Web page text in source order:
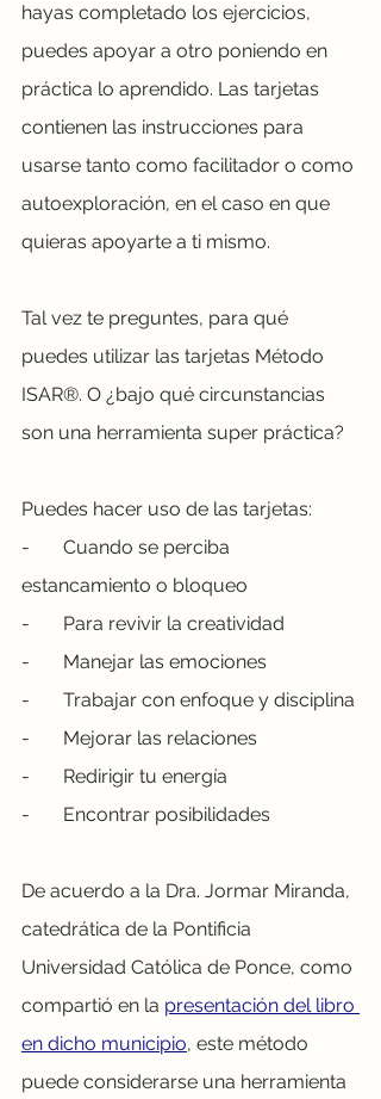
hayas completado los ejercicios,
puedes apoyar a otro poniendo en
práctica lo aprendido. Las tarjetas
contienen las instrucciones para
usarse tanto como facilitador o como
autoexploración, en el caso en que
quieras apoyarte a ti mismo.
Tal vez te preguntes, para qué
puedes utilizar las tarjetas Método
ISAR®. O ¿bajo qué circunstancias
son una herramienta super práctica?
Puedes hacer uso de las tarjetas:
-       Cuando se perciba
estancamiento o bloqueo
-       Para revivir la creatividad
-       Manejar las emociones
-       Trabajar con enfoque y disciplina
-       Mejorar las relaciones
-       Redirigir tu energía
-       Encontrar posibilidades
De acuerdo a la Dra. Jormar Miranda,
catedrática de la Pontificia
Universidad Católica de Ponce, como
compartió en la presentación del libro
en dicho municipio, este método
puede considerarse una herramienta